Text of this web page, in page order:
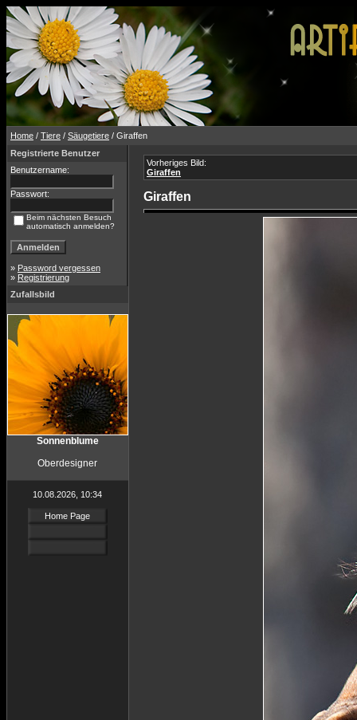
Home / Tiere / Säugetiere / Giraffen
Registrierte Benutzer
Benutzername:
Passwort:
Beim nächsten Besuch
automatisch anmelden?
» Password vergessen
» Registrierung
Zufallsbild
Sonnenblume
Oberdesigner
10.08.2026, 10:34
Home Page
Vorheriges Bild:
Giraffen
Giraffen